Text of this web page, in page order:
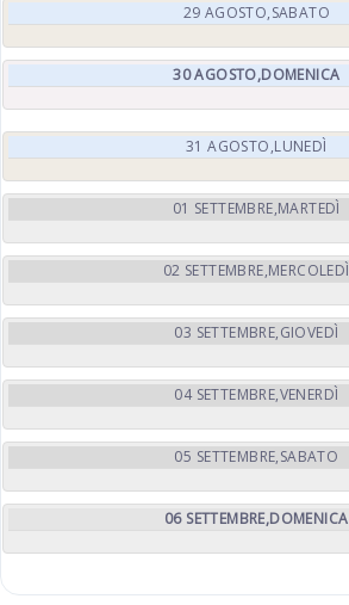
29 AGOSTO,SABATO
30 AGOSTO,DOMENICA
31 AGOSTO,LUNEDÌ
01 SETTEMBRE,MARTEDÌ
02 SETTEMBRE,MERCOLEDÌ
03 SETTEMBRE,GIOVEDÌ
04 SETTEMBRE,VENERDÌ
05 SETTEMBRE,SABATO
06 SETTEMBRE,DOMENICA